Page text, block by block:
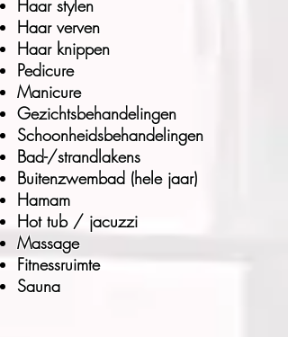
Haar stylen
Haar verven
Haar knippen
Pedicure
Manicure
Gezichtsbehandelingen
Schoonheidsbehandelingen
Bad-/strandlakens
Buitenzwembad (hele jaar)
Hamam
Hot tub / jacuzzi
Massage
Fitnessruimte
Sauna